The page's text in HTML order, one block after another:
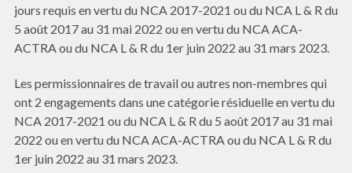
jours requis en vertu du NCA 2017-2021 ou du NCA L & R du
5 août 2017 au 31 mai 2022 ou en vertu du NCA ACA-
ACTRA ou du NCA L & R du 1er juin 2022 au 31 mars 2023.
Les permissionnaires de travail ou autres non-membres qui
ont 2 engagements dans une catégorie résiduelle en vertu du
NCA 2017-2021 ou du NCA L & R du 5 août 2017 au 31 mai
2022 ou en vertu du NCA ACA-ACTRA ou du NCA L & R du
1er juin 2022 au 31 mars 2023.